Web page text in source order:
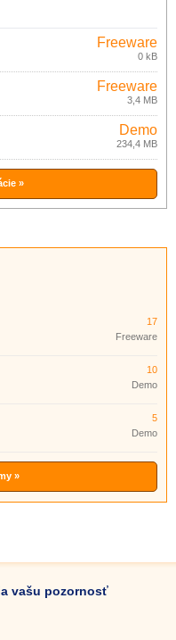
Freeware
0 kB
Freeware
3,4 MB
Demo
234,4 MB
»
17
Freeware
10
Demo
5
Demo
»
vašu pozornosť